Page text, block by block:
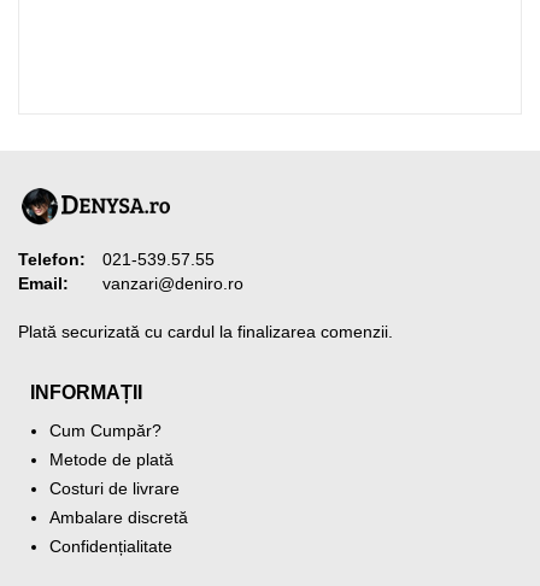
Telefon:
021-539.57.55
Email:
vanzari@deniro.ro
Plată securizată cu cardul la finalizarea comenzii.
INFORMAȚII
Cum Cumpăr?
Metode de plată
Costuri de livrare
Ambalare discretă
Confidențialitate